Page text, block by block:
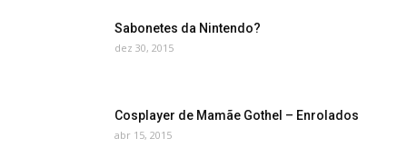
Sabonetes da Nintendo?
dez 30, 2015
Cosplayer de Mamãe Gothel – Enrolados
abr 15, 2015